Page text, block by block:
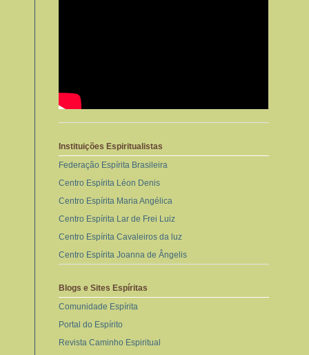
Instituições Espiritualistas
Federação Espírita Brasileira
Centro Espírita Léon Denis
Centro Espírita Maria Angélica
Centro Espírita Lar de Frei Luiz
Centro Espírita Cavaleiros da luz
Centro Espírita Joanna de Ângelis
Blogs e Sites Espíritas
Comunidade Espírita
Portal do Espírito
Revista Caminho Espiritual